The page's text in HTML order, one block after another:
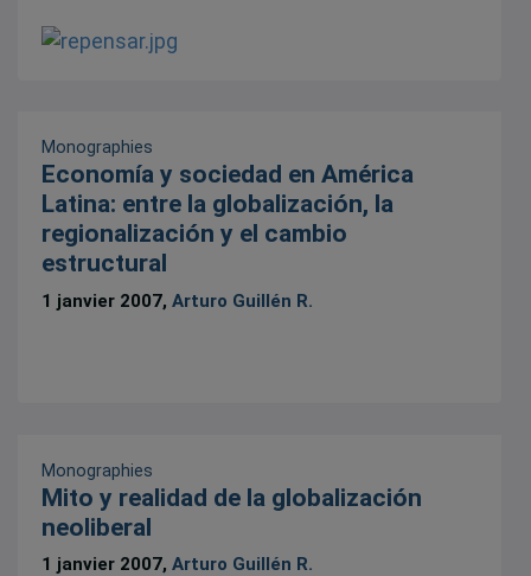
Monographies
Economía y sociedad en América
Latina: entre la globalización, la
regionalización y el cambio
estructural
1 janvier 2007,Arturo Guillén R.
Monographies
Mito y realidad de la globalización
neoliberal
1 janvier 2007,Arturo Guillén R.